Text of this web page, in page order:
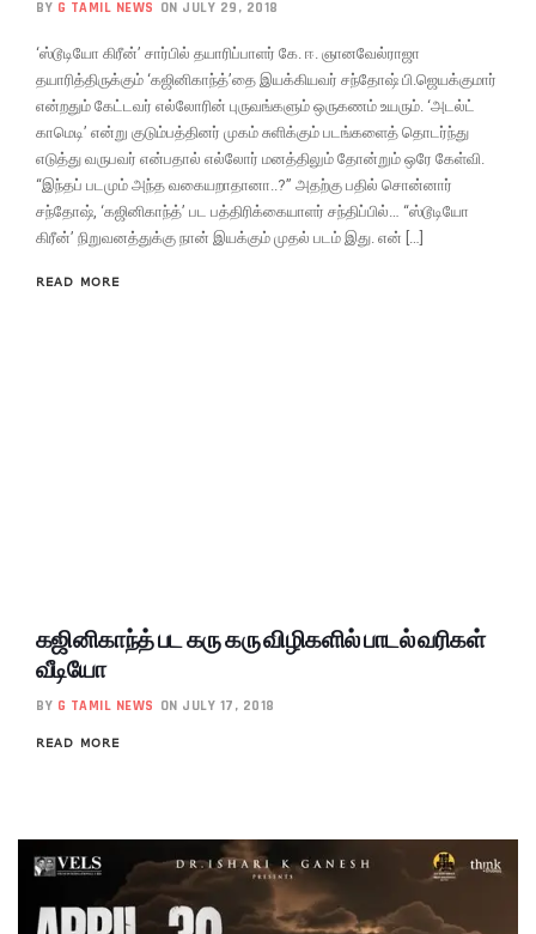
BY G TAMIL NEWS ON JULY 29, 2018
‘ஸ்டூடியோ கிரீன்’ சார்பில் தயாரிப்பாளர் கே. ஈ. ஞானவேல்ராஜா
தயாரித்திருக்கும் ‘கஜினிகாந்த்’தை இயக்கியவர் சந்தோஷ் பி.ஜெயக்குமார்
என்றதும் கேட்டவர் எல்லோரின் புருவங்களும் ஒருகணம் உயரும். ‘அடல்ட்
காமெடி’ என்று குடும்பத்தினர் முகம் சுளிக்கும் படங்களைத் தொடர்ந்து
எடுத்து வருபவர் என்பதால் எல்லோர் மனத்திலும் தோன்றும் ஒரே கேள்வி.
“இந்தப் படமும் அந்த வகையறாதானா..?” அதற்கு பதில் சொன்னார்
சந்தோஷ், ‘கஜினிகாந்த்’ பட பத்திரிக்கையாளர் சந்திப்பில்… “ஸ்டூடியோ
கிரீன்’ நிறுவனத்துக்கு நான் இயக்கும் முதல் படம் இது. என் […]
READ MORE
கஜினிகாந்த் பட கரு கரு விழிகளில் பாடல் வரிகள்
வீடியோ
BY G TAMIL NEWS ON JULY 17, 2018
READ MORE